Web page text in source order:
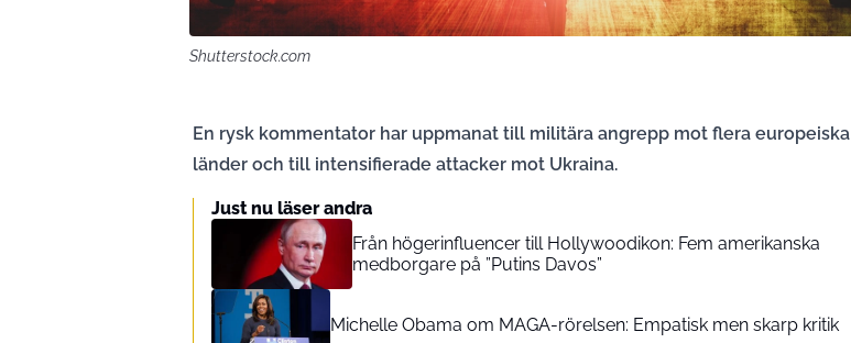
Shutterstock.com
En rysk kommentator har uppmanat till militära angrepp mot flera europeiska
länder och till intensifierade attacker mot Ukraina.
Just nu läser andra
Från högerinfluencer till Hollywoodikon: Fem amerikanska
medborgare på ”Putins Davos”
Michelle Obama om MAGA-rörelsen: Empatisk men skarp kritik